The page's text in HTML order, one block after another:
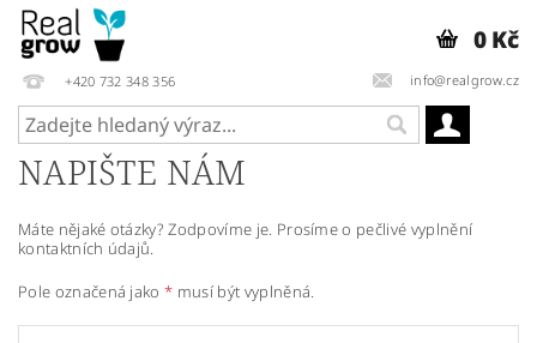
+420 732 348 356 info@realgrow.cz
0 Kč
NAPIŠTE NÁM
Máte nějaké otázky? Zodpovíme je. Prosíme o pečlivé vyplnění
kontaktních údajů.
Pole označená jako* musí být vyplněná.